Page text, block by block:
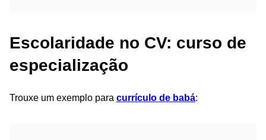
Escolaridade no CV: curso de
especialização
Trouxe um exemplo para currículo de babá: